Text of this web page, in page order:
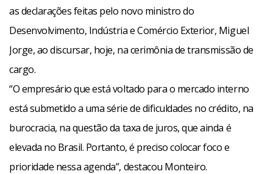
as declarações feitas pelo novo ministro do
Desenvolvimento, Indústria e Comércio Exterior, Miguel
Jorge, ao discursar, hoje, na cerimônia de transmissão de
cargo.
“O empresário que está voltado para o mercado interno
está submetido a uma série de dificuldades no crédito, na
burocracia, na questão da taxa de juros, que ainda é
elevada no Brasil. Portanto, é preciso colocar foco e
prioridade nessa agenda”, destacou Monteiro.